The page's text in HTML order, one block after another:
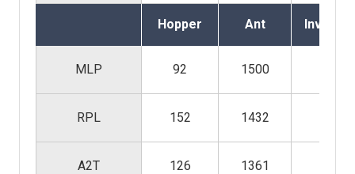
Hopper Ant
MLP 92 1500
RPL 152 1432
A2T 126 1361